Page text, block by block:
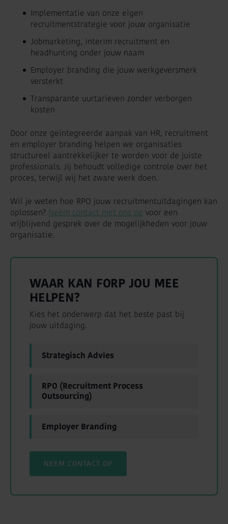
Implementatie van onze eigen
recruitmentstrategie voor jouw organisatie
Jobmarketing, interim recruitment en
headhunting onder jouw naam
Employer branding die jouw werkgeversmerk
versterkt
Transparante uurtarieven zonder verborgen
kosten
Door onze geïntegreerde aanpak van HR, recruitment
en employer branding helpen we organisaties
structureel aantrekkelijker te worden voor de juiste
professionals. Jij behoudt volledige controle over het
proces, terwijl wij het zware werk doen.
Wil je weten hoe RPO jouw recruitmentuitdagingen kan
oplossen? Neem contact met ons op voor een
vrijblijvend gesprek over de mogelijkheden voor jouw
organisatie.
WAAR KAN FORP JOU MEE
HELPEN?
Kies het onderwerp dat het beste past bij
jouw uitdaging.
Strategisch Advies
RPO (Recruitment Process
Outsourcing)
Employer Branding
NEEM CONTACT OP